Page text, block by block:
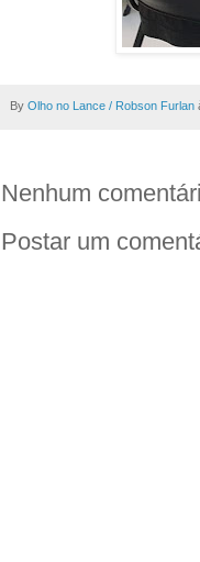
By Olho no Lance / Robson Furlan
Nenhum
Postar um